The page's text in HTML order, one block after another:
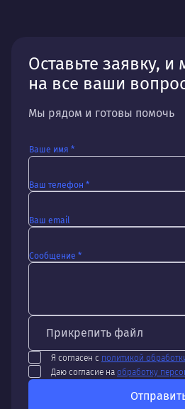
Оставьте заявку,
на все ваши
Мы рядом и готовы помочь
Ваше имя *
Ваш телефон *
Ваш email
Сообщение *
Прикрепить файл
Я согласен с политикой
Даю согласие на обработку